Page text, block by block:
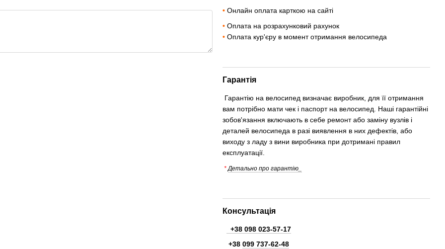
• Онлайн оплата карткою на сайті
• Оплата на розрахунковий рахунок
• Оплата кур'єру в момент отримання велосипеда
Гарантія
Гарантію на велосипед визначає виробник, для її отримання
вам потрібно мати чек і паспорт на велосипед. Наші гарантійні
зобов'язання включають в себе ремонт або заміну вузлів і
деталей велосипеда в разі виявлення в них дефектів, або
виходу з ладу з вини виробника при дотримані правил
експлуатації.
* Детально про гарантію_
Консультація
+38 098 023-57-17
+38 099 737-62-48